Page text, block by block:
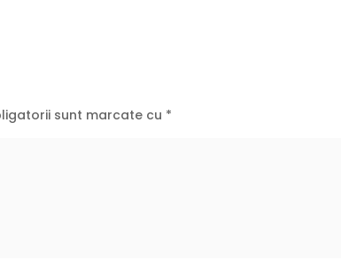
sunt marcate cu *